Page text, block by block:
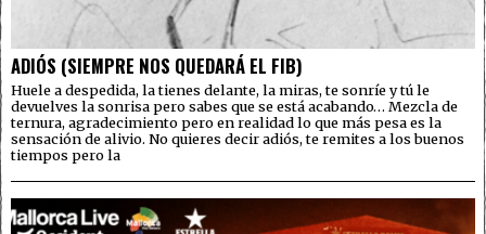
ADIÓS (SIEMPRE NOS QUEDARÁ EL FIB)
Huele a despedida, la tienes delante, la miras, te sonríe y tú le
devuelves la sonrisa pero sabes que se está acabando… Mezcla de
ternura, agradecimiento pero en realidad lo que más pesa es la
sensación de alivio. No quieres decir adiós, te remites a los buenos
tiempos pero la